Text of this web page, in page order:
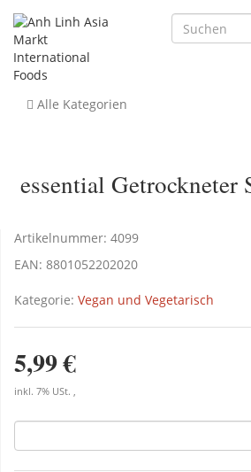
Alle Kategorien
essential Getrockneter
Artikelnummer: 4099
EAN: 8801052202020
Kategorie: Vegan und Vegetarisch
5,99 €
inkl. 7% USt. ,